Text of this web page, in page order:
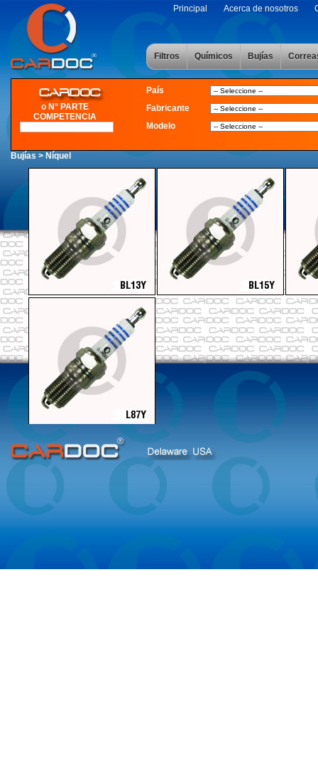
Principal Acerca de nosotros
Filtros Químicos Bujías
o N° PARTE
COMPETENCIA
País
Fabricante
Modelo
Bujías > Níquel